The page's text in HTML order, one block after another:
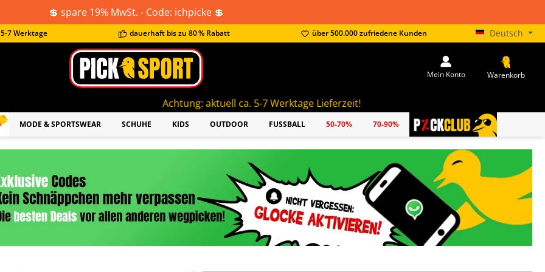
💲 spare 19% MwSt. - Code: ichpicke 💲
7 Werktage dauerhaft bis zu 80 % Rabatt über 500.000 zufriedene Kunden Deutsch
Achtung: aktuell ca. 5-7 Werktage Lieferzeit!
Mein Konto Warenkorb
MODE & SPORTSWEAR SCHUHE KIDS OUTDOOR FUSSBALL 50-70% 70-90% PICKCLUB